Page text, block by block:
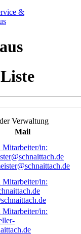
&
Verwaltung
Mail